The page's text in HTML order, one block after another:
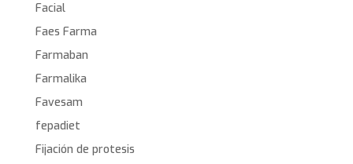
Facial
Faes Farma
Farmaban
Farmalika
Favesam
fepadiet
Fijación de protesis